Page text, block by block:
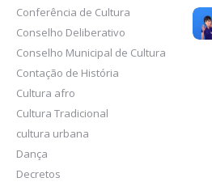
Conferência de Cultura
Conselho Deliberativo
Conselho Municipal de Cultura
Contação de História
Cultura afro
Cultura Tradicional
cultura urbana
Dança
Decretos